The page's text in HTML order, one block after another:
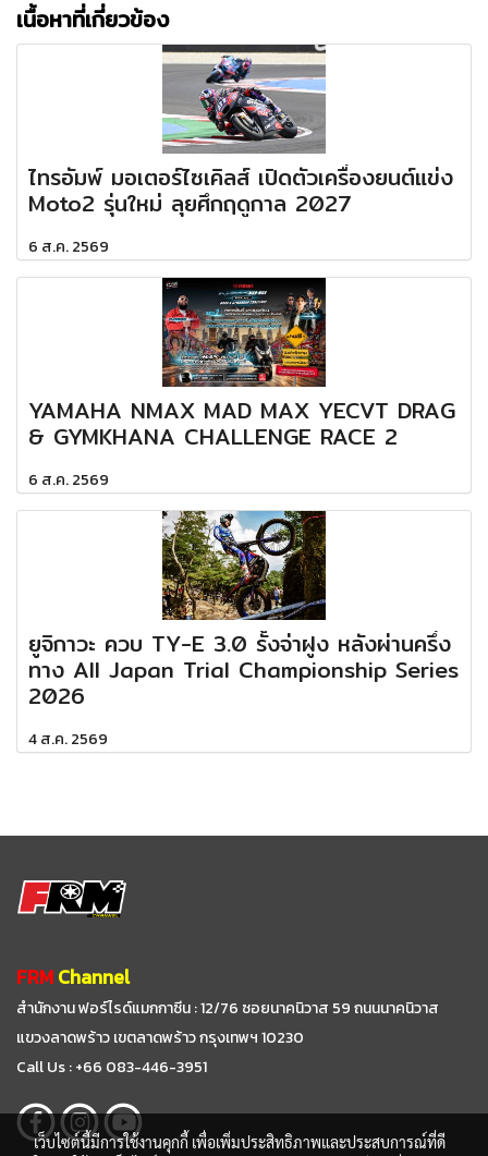
เนื้อหาที่เกี่ยวข้อง
ไทรอัมพ์ มอเตอร์ไซเคิลส์ เปิดตัวเครื่องยนต์แข่ง
Moto2 รุ่นใหม่ ลุยศึกฤดูกาล 2027
6 ส.ค. 2569
YAMAHA NMAX MAD MAX YECVT DRAG
& GYMKHANA CHALLENGE RACE 2
6 ส.ค. 2569
ยูจิกาวะ ควบ TY-E 3.0 รั้งจ่าฝูง หลังผ่านครึ่ง
ทาง All Japan Trial Championship Series
2026
4 ส.ค. 2569
FRMChannel
สำนักงาน ฟอร์ไรด์แมกกาซีน : 12/76 ซอยนาคนิวาส 59ถนนนาคนิวาส
แขวงลาดพร้าว เขตลาดพร้าว กรุงเทพฯ 10230
Call Us : +66 083-446-3951
เว็บไซต์นี้มีการใช้งานคุกกี้ เพื่อเพิ่มประสิทธิภาพและประสบการณ์ที่ดี